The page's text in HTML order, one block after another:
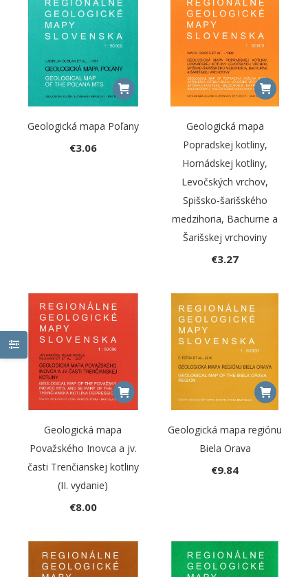
Geologická mapa Poľany
€3.06
Geologická mapa
Popradskej kotliny,
Hornádskej kotliny,
Levočských vrchov,
Spišsko-šarišského
medzihoria, Bachurne a
Šarišskej vrchoviny
€3.27
Geologická mapa
Považského Inovca a jv.
časti Trenčianskej kotliny
(II. vydanie)
€8.00
Geologická mapa regiónu
Biela Orava
€9.84